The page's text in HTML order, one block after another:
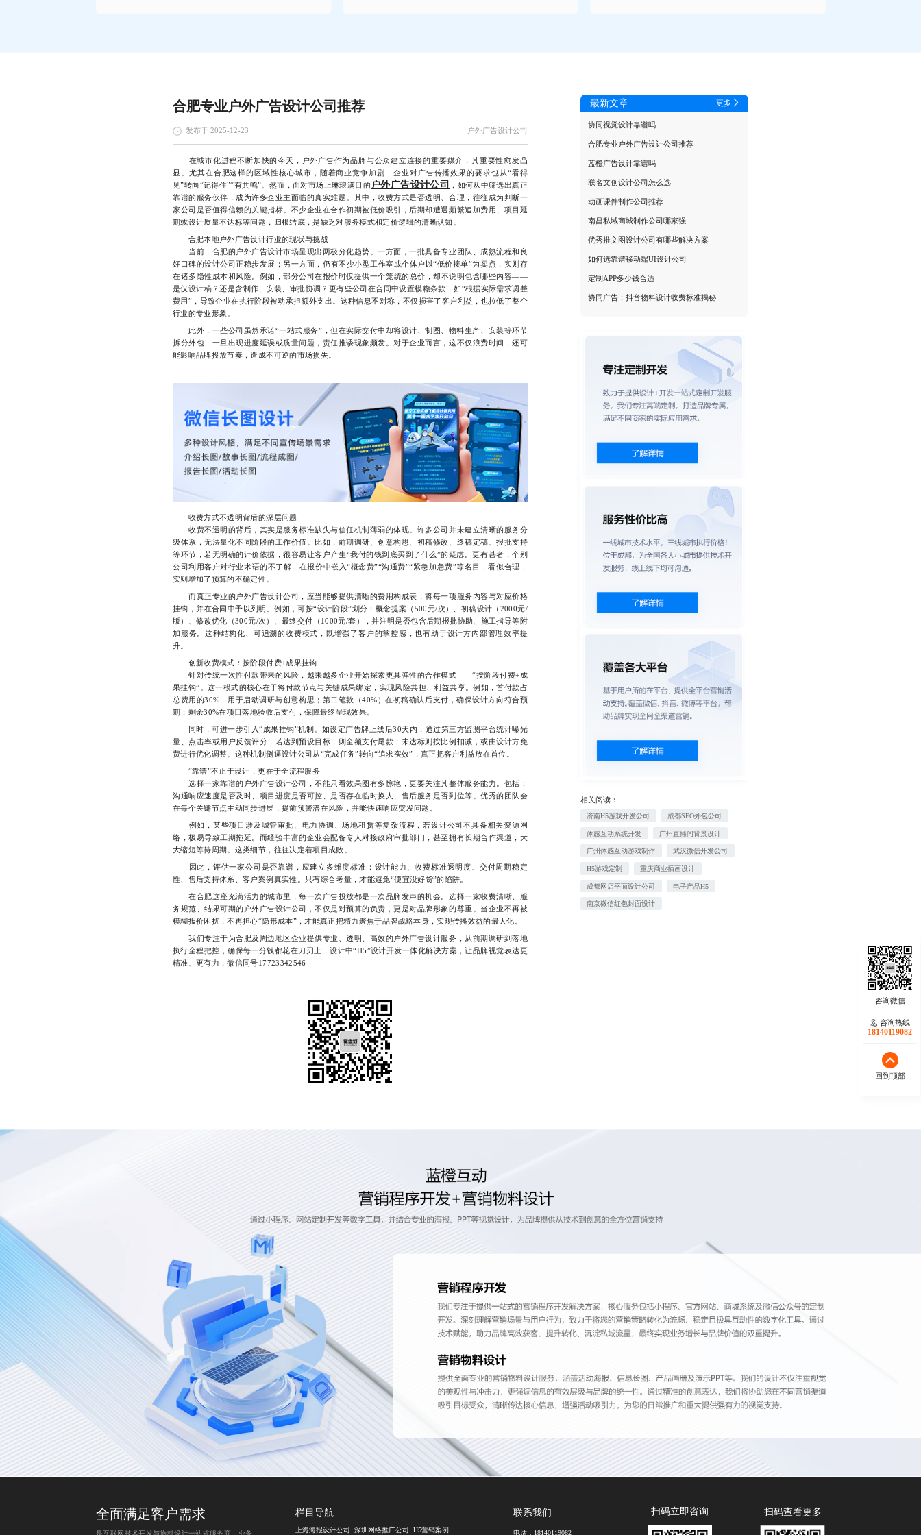
合肥专业户外广告设计公司推荐
发布于 2025-12-23 户外广告设计公司
在城市化进程不断加快的今天，户外广告作为品牌与公众建立连接的重要媒介，其重要性愈发凸
显。尤其在合肥这样的区域性核心城市，随着商业竞争加剧，企业对广告传播效果的要求也从“看得
见”转向“记得住”“有共鸣”。然而，面对市场上琳琅满目的 户外广告设计公司
，如何从中筛选出真正
靠谱的服务伙伴，成为许多企业主面临的真实难题。其中，收费方式是否透明、合理，往往成为判断一
家公司是否值得信赖的关键指标。不少企业在合作初期被低价吸引，后期却遭遇频繁追加费用、项目延
期或设计质量不达标等问题，归根结底，是缺乏对服务模式和定价逻辑的清晰认知。
合肥本地户外广告设计行业的现状与挑战
当前，合肥的户外广告设计市场呈现出两极分化趋势。一方面，一批具备专业团队、成熟流程和良
好口碑的设计公司正稳步发展；另一方面，仍有不少小型工作室或个体户以“低价接单”为卖点，实则存
在诸多隐性成本和风险。例如，部分公司在报价时仅提供一个笼统的总价，却不说明包含哪些内容——
是仅设计稿？还是含制作、安装、审批协调？更有些公司在合同中设置模糊条款，如“根据实际需求调整
费用”，导致企业在执行阶段被动承担额外支出。这种信息不对称，不仅损害了客户利益，也拉低了整个
行业的专业形象。
此外，一些公司虽然承诺“一站式服务”，但在实际交付中却将设计、制图、物料生产、安装等环节
拆分外包，一旦出现进度延误或质量问题，责任推诿现象频发。对于企业而言，这不仅浪费时间，还可
能影响品牌投放节奏，造成不可逆的市场损失。
收费方式不透明背后的深层问题
收费不透明的背后，其实是服务标准缺失与信任机制薄弱的体现。许多公司并未建立清晰的服务分
级体系，无法量化不同阶段的工作价值。比如，前期调研、创意构思、初稿修改、终稿定稿、报批支持
等环节，若无明确的计价依据，很容易让客户产生“我付的钱到底买到了什么”的疑虑。更有甚者，个别
公司利用客户对行业术语的不了解，在报价中嵌入“概念费”“沟通费”“紧急加急费”等名目，看似合理，
实则增加了预算的不确定性。
而真正专业的户外广告设计公司，应当能够提供清晰的费用构成表，将每一项服务内容与对应价格
挂钩，并在合同中予以列明。例如，可按“设计阶段”划分：概念提案（500元/次）、初稿设计（2000元/
版）、修改优化（300元/次）、最终交付（1000元/套），并注明是否包含后期报批协助、施工指导等附
加服务。这种结构化、可追溯的收费模式，既增强了客户的掌控感，也有助于设计方内部管理效率提
升。
创新收费模式：按阶段付费+成果挂钩
针对传统一次性付款带来的风险，越来越多企业开始探索更具弹性的合作模式——“按阶段付费+成
果挂钩”。这一模式的核心在于将付款节点与关键成果绑定，实现风险共担、利益共享。例如，首付款占
总费用的30%，用于启动调研与创意构思；第二笔款（40%）在初稿确认后支付，确保设计方向符合预
期；剩余30%在项目落地验收后支付，保障最终呈现效果。
同时，可进一步引入“成果挂钩”机制。如设定广告牌上线后30天内，通过第三方监测平台统计曝光
量、点击率或用户反馈评分，若达到预设目标，则全额支付尾款；未达标则按比例扣减，或由设计方免
费进行优化调整。这种机制倒逼设计公司从“完成任务”转向“追求实效”，真正把客户利益放在首位。
“靠谱”不止于设计，更在于全流程服务
选择一家靠谱的户外广告设计公司，不能只看效果图有多惊艳，更要关注其整体服务能力。包括：
沟通响应速度是否及时、项目进度是否可控、是否存在临时换人、售后服务是否到位等。优秀的团队会
在每个关键节点主动同步进展，提前预警潜在风险，并能快速响应突发问题。
例如，某些项目涉及城管审批、电力协调、场地租赁等复杂流程，若设计公司不具备相关资源网
络，极易导致工期拖延。而经验丰富的企业会配备专人对接政府审批部门，甚至拥有长期合作渠道，大
大缩短等待周期。这类细节，往往决定着项目成败。
因此，评估一家公司是否靠谱，应建立多维度标准：设计能力、收费标准透明度、交付周期稳定
性、售后支持体系、客户案例真实性。只有综合考量，才能避免“便宜没好货”的陷阱。
在合肥这座充满活力的城市里，每一次广告投放都是一次品牌发声的机会。选择一家收费清晰、服
务规范、结果可期的户外广告设计公司，不仅是对预算的负责，更是对品牌形象的尊重。当企业不再被
模糊报价困扰，不再担心“隐形成本”，才能真正把精力聚焦于品牌战略本身，实现传播效益的最大化。
我们专注于为合肥及周边地区企业提供专业、透明、高效的户外广告设计服务，从前期调研到落地
执行全程把控，确保每一分钱都花在刀刃上，设计中“H5”设计开发一体化解决方案，让品牌视觉表达更
精准、更有力，微信同号17723342546
最新文章 更多
协同视觉设计靠谱吗
合肥专业户外广告设计公司推荐
蓝橙广告设计靠谱吗
联名文创设计公司怎么选
动画课件制作公司推荐
南昌私域商城制作公司哪家强
优秀推文图设计公司有哪些解决方案
如何选靠谱移动端UI设计公司
定制APP多少钱合适
协同广告：抖音物料设计收费标准揭秘
相关阅读：
济南H5游戏开发公司 成都SEO外包公司
体感互动系统开发 广州直播间背景设计
广州体感互动游戏制作 武汉微信开发公司
H5游戏定制 重庆商业插画设计
成都网店平面设计公司 电子产品H5
南京微信红包封面设计
咨询热线
18140119082
回到顶部
全面满足客户需求
是互联网技术开发与物料设计一站式服务商，业务
栏目导航
上海海报设计公司 深圳网络推广公司 H5营销案例
联系我们
电话： 18140119082
扫码立即咨询 扫码查看更多